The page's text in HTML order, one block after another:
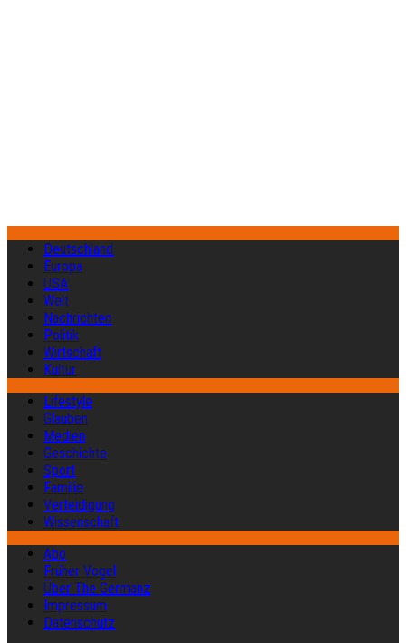
Deutschland
Europa
USA
Welt
Nachrichten
Politik
Wirtschaft
Kultur
Lifestyle
Glauben
Medien
Geschichte
Sport
Familie
Verteidigung
Wissenschaft
Abo
Früher Vogel
Über The Germanz
Impressum
Datenschutz